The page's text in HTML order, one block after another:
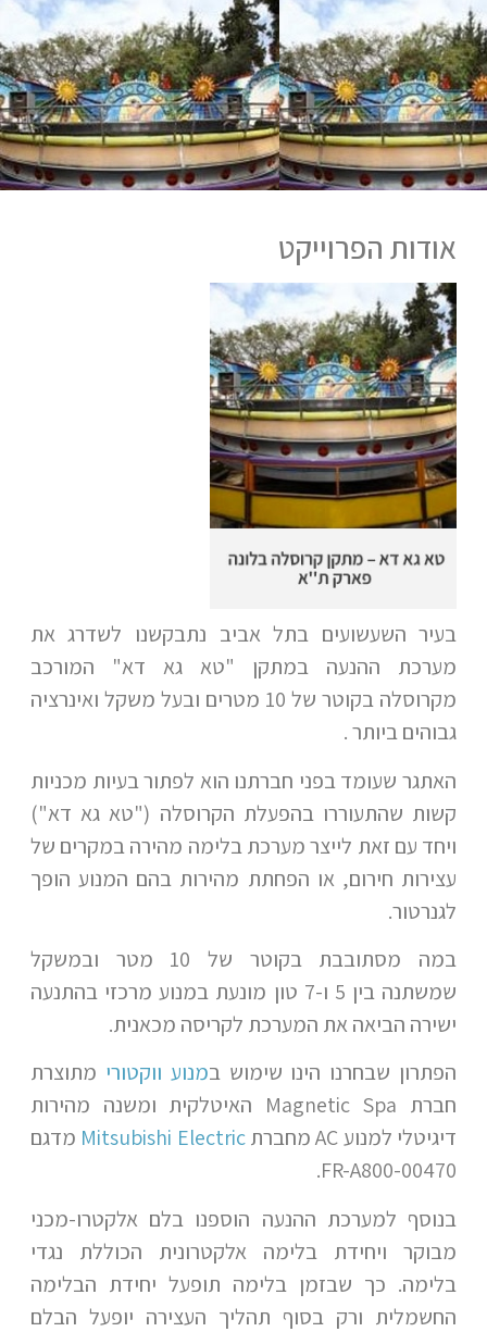
אודות הפרוייקט
בעיר השעשועים בתל אביב נתבקשנו לשדרג את
מערכת ההנעה במתקן "טא גא דא" המורכב
מקרוסלה בקוטר של 10 מטרים ובעל משקל ואינרציה
גבוהים ביותר .
האתגר שעומד בפני חברתנו הוא לפתור בעיות מכניות
קשות שהתעוררו בהפעלת הקרוסלה ("טא גא דא")
ויחד עם זאת לייצר מערכת בלימה מהירה במקרים של
עצירות חירום, או הפחתת מהירות בהם המנוע הופך
לגנרטור.
במה מסתובבת בקוטר של 10 מטר ובמשקל
שמשתנה בין 5 ו-7 טון מונעת במנוע מרכזי בהתנעה
ישירה הביאה את המערכת לקריסה מכאנית.
הפתרון שבחרנו הינו שימוש במנוע ווקטורי מתוצרת
חברת Magnetic Spa האיטלקית ומשנה מהירות
דיגיטלי למנוע AC מחברת
Mitsubishi Electric מדגם
FR-A800-00470.
בנוסף למערכת ההנעה הוספנו בלם אלקטרו-מכני
מבוקר ויחידת בלימה אלקטרונית הכוללת נגדי
בלימה. כך שבזמן בלימה תופעל יחידת הבלימה
החשמלית ורק בסוף תהליך העצירה יופעל הבלם